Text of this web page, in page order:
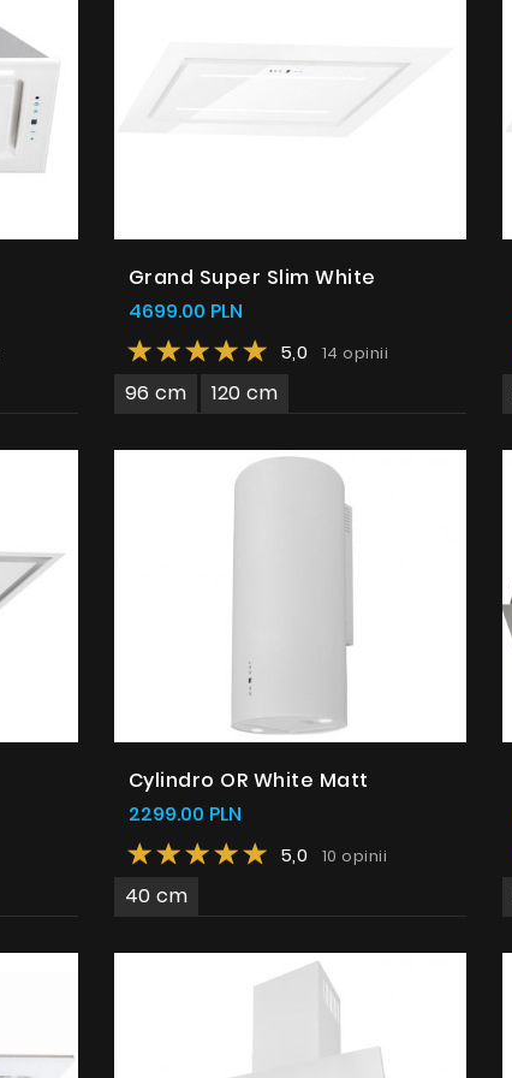
Grand Super Slim White
4699.00 PLN
5,0 14 opinii
96 cm 120 cm
Cylindro OR White Matt
2299.00 PLN
5,0 10 opinii
40 cm